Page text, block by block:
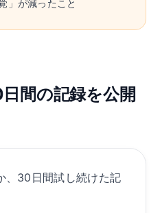
」が減ったこと
間の記録を公開
、30日間試し続けた記